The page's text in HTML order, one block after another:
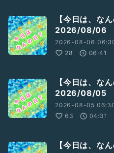
可能なものであれば続けていき
配信になりますが🥺
よろしくお願いします🙇‍♀️😊
✼••┈┈┈┈┈┈••✼
お送りさせていただいてます🥰
よければ3分～5分のものですの
その日に聴いていただけたら嬉
リアクション、お便り励みにな
【今日は、なん
2026/08/06
2026-08-06
28
06:41
【今日は、なん
2026/08/05
2026-08-05
63
04:31
【今日は、なん